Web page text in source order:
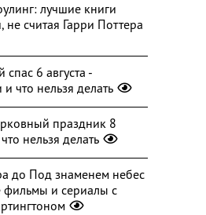
лучшие книги
не считая Гарри Поттера
6 августа -
что нельзя делать
праздник 8
нельзя делать
до Под знаменем небес
фильмы и сериалы с